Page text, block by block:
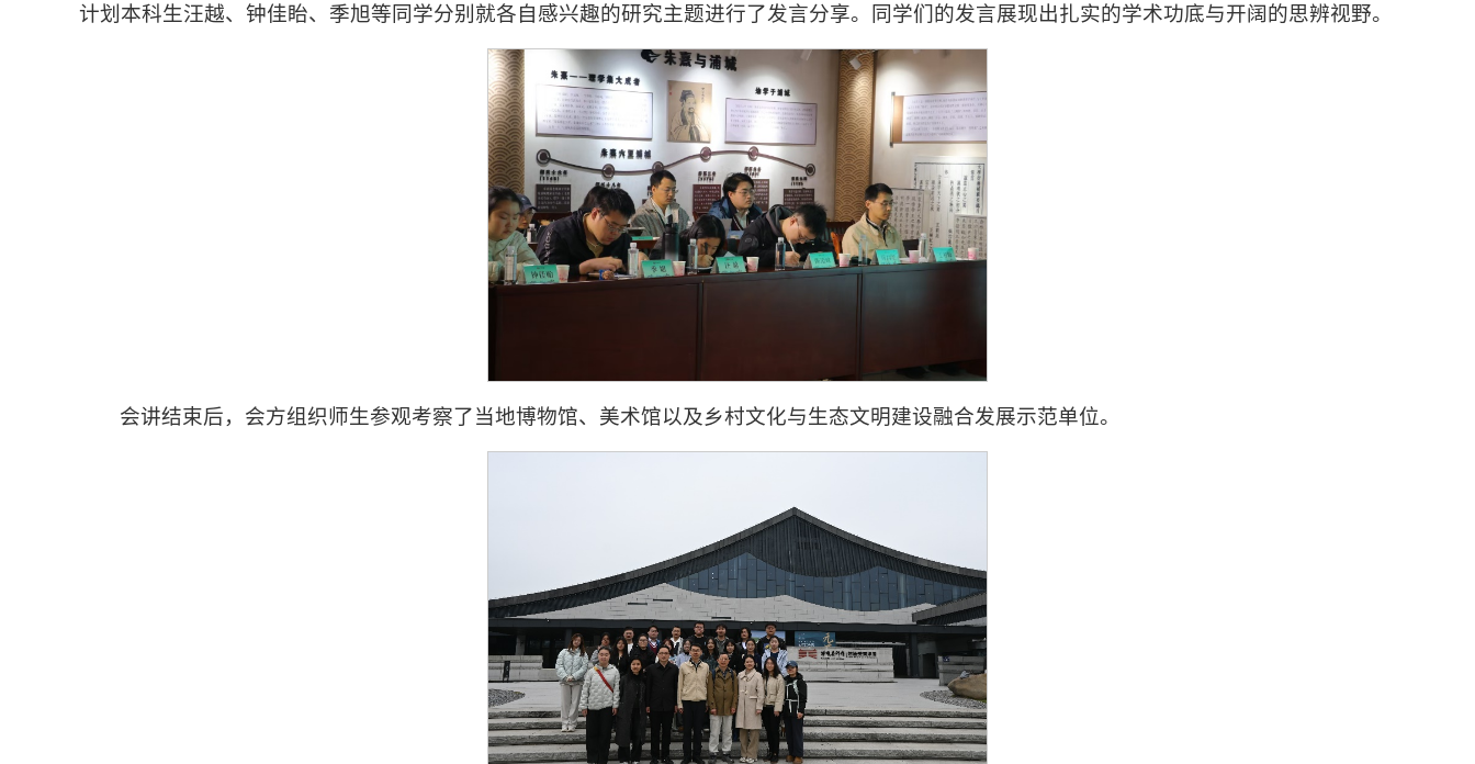
计划本科生汪越、钟佳眙、季旭等同学分别就各自感兴趣的研究主题进行了发言分享。同学们的发言展现出扎实的学术功底与开阔的思辨视野。
会讲结束后，会方组织师生参观考察了当地博物馆、美术馆以及乡村文化与生态文明建设融合发展示范单位。